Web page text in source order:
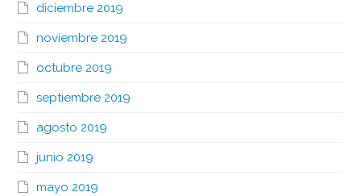
diciembre 2019
noviembre 2019
octubre 2019
septiembre 2019
agosto 2019
junio 2019
mayo 2019